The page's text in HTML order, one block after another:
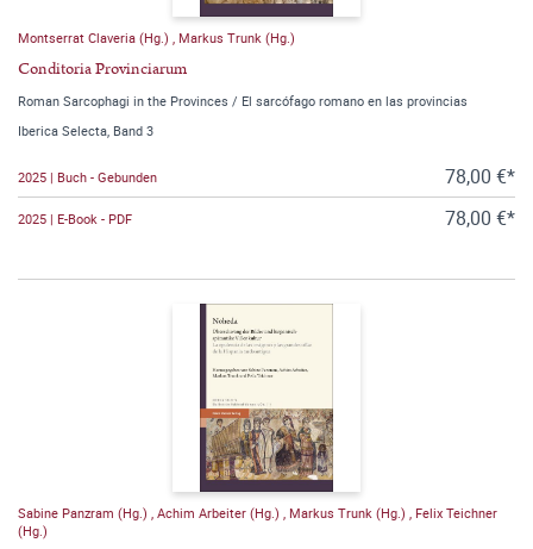
Montserrat Claveria (Hg.) , Markus Trunk (Hg.)
Conditoria Provinciarum
Roman Sarcophagi in the Provinces / El sarcófago romano en las provincias
Iberica Selecta, Band 3
2025 | Buch - Gebunden 78,00 €*
2025 | E-Book - PDF 78,00 €*
Sabine Panzram (Hg.) , Achim Arbeiter (Hg.) , Markus Trunk (Hg.) , Felix Teichner
(Hg.)